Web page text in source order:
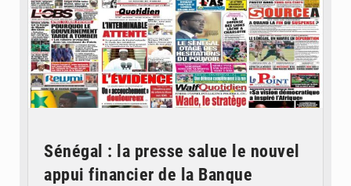
Sénégal : la presse salue le nouvel
appui financier de la Banque